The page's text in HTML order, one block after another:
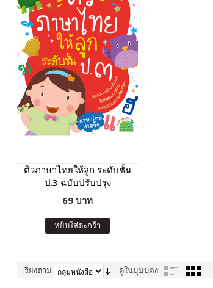
ติวภาษาไทยให้ลูก ระดับชั้น
ป.3 ฉบับปรับปรุง
69 บาท
หยิบใส่ตะกร้า
เรียงตาม ดูในมุมมอง: